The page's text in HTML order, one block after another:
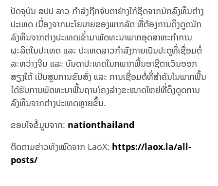
ປັດຈຸບັນ ສປປ ລາວ ກຳລັງຖືກຈັບຕາຢ່າງໃກ້ຊິດຈາກນັກລົງທຶນຕ່າງ
ປະເທດ ເນື່ອງຈາກນະໂຍບາຍຂອງພາກລັດ ທີ່ຕ້ອງການດຶງດູດນັກ
ລົງທຶນຈາກຕ່າງປະເທດເຂົ້າມາພັດທະນາພາກອຸດສາຫະກຳການ
ຜະລິດໃນປະເທດ ແລະ ປະເທດລາວກຳລັງກາຍເປັນປະຕູທີ່ເຊື່ອມຕໍ່
ລະຫວ່າງຈີນ ແລະ ບັນດາປະເທດໃນກພາກພື້ນອາຊີຕາເວັນອອກ
ສຽງໃຕ້ ​ເປັນ​ສູນ​ການ​ຂົນ​ສົ່ງ​ ແລະ ​ການ​ເຊື່ອມ​ຕໍ່​ທີ່​ສຳຄັນ​ໃນ​ພາກ​ພື້ນ​
ໄດ້​ຮັບ​ການ​ພັດທະນາ​ພື້ນຖານ​ໂຄງ​ລ່າງ​ຂະໜາດ​ໃຫຍ່​ທີ່​ດຶງ​ດູດ​ການ​
ລົງທຶນ​ຈາກ​ຕ່າງປະ​ເທດ​ຫຼາຍ​ຂຶ້ນ.
ຂອບໃຈຂໍ້ມູນຈາກ: nationthailand
ຕິດຕາມຂ່າວທັງໝົດຈາກ LaoX: https://laox.la/all-
posts/